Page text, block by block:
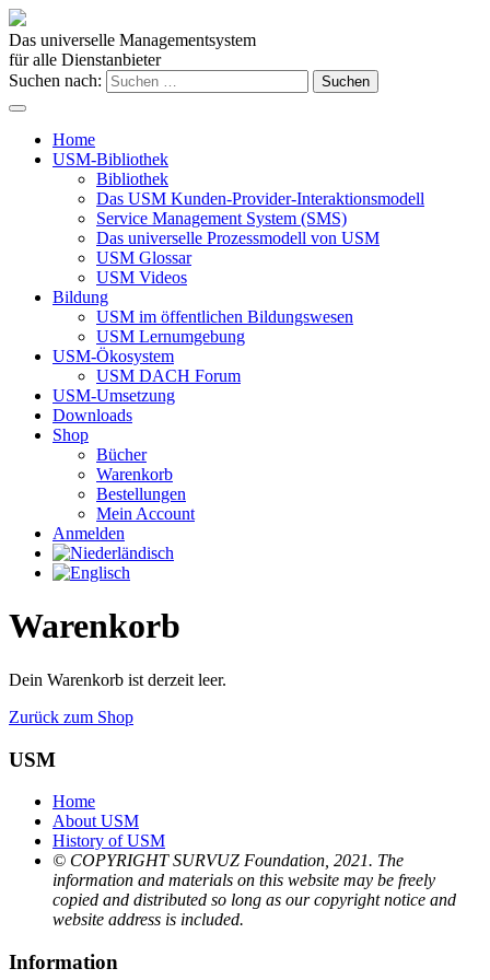
Das universelle Managementsystem
für alle Dienstanbieter
Suchen nach:
Home
USM-Bibliothek
Bibliothek
Das USM Kunden-Provider-Interaktionsmodell
Service Management System (SMS)
Das universelle Prozessmodell von USM
USM Glossar
USM Videos
Bildung
USM im öffentlichen Bildungswesen
USM Lernumgebung
USM-Ökosystem
USM DACH Forum
USM-Umsetzung
Downloads
Shop
Bücher
Warenkorb
Bestellungen
Mein Account
Anmelden
Warenkorb
Dein Warenkorb ist derzeit leer.
Zurück zum Shop
USM
Home
About USM
History of USM
© COPYRIGHT SURVUZ Foundation, 2021. The
information and materials on this website may be freely
copied and distributed so long as our copyright notice and
website address is included.
Information